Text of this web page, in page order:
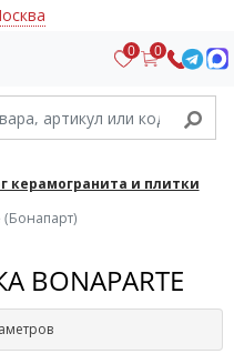
0 0
керамогранита и плитки
(Бонапарт)